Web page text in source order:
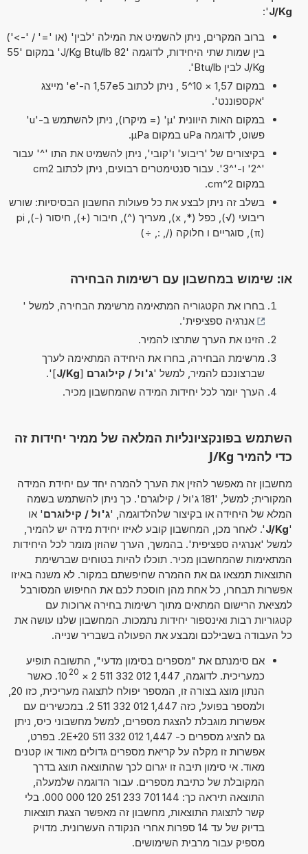
J/Kg
':
ברוב המקרים, ניתן להשמיט את המילה 'לבין' (או '=' / '->')
בין שמות שתי היחידות, לדוגמה '82 J/Kg Btu/lb' במקום '55
J/Kg לבין Btu/lb'.
במקום 1,57 × 10^5 , ניתן לכתוב 1,57e5 ה-'e' מייצג
'אקספוננט'.
במקום האות היוונית 'µ' (= מיקרו), ניתן להשתמש ב-'u'
פשוט, לדוגמה uPa במקום µPa.
בקיצורים של 'ריבוע' ו'קובי', ניתן להשמיט את התו '^' עבור
'^2' ו-'^3'. עבור סנטימטרים רבועים, ניתן לכתוב cm2
במקום cm^2.
בשלב זה ניתן לבצע את כל פעולות החשבון הבסיסיות: שורש
ריבועי (√), כפל (*, x), מעריך (^), חיבור (+), חיסור (-), pi
(π), סוגריים ו חלוקה (/, :, ÷)
או: שימוש במחשבון עם רשימות הבחירה
בחרו את הקטגוריה המתאימה מרשימת הבחירה, למשל '
אנרגיה ספציפית'.
הזינו את הערך שתרצו להמיר.
מרשימת הבחירה, בחרו את היחידה המתאימה לערך
שברצונכם להמיר, למשל 'ג'ול / קילוגרם [
J/Kg
]'.
הערך יומר לכל יחידות המידה שהמחשבון מכיר.
השתמש בפונקציונליות המלאה של ממיר יחידות זה
כדי להמיר J/Kg
מחשבון זה מאפשר להזין את הערך להמרה יחד עם יחידת המידה
המקורית; למשל, '181 ג'ול / קילוגרם'. כך ניתן להשתמש בשמה
המלא של היחידה או בקיצור שלהלדוגמה, 'ג'ול / קילוגרם' או
'
J/Kg'. לאחר מכן, המחשבון קובע לאיזו יחידת מידה יש להמיר,
למשל 'אנרגיה ספציפית'. בהמשך, הערך שהוזן מומר לכל היחידות
המתאימות שהמחשבון מכיר. תוכלו להיות בטוחים שברשימת
התוצאות תמצאו גם את ההמרה שחיפשתם במקור. לא משנה באיזו
אפשרות תבחרו, כל אחת מהן חוסכת לכם את החיפוש המסורבל
למציאת הרישום המתאים מתוך רשימות בחירה ארוכות עם
קטגוריות רבות ואינספור יחידות נתמכות. המחשבון שלנו עושה את
כל העבודה בשבילכם ומבצע את הפעולה בשבריר שנייה.
אם סימנתם את "מספרים בסימון מדעי", התשובה תופיע
כמעריכית. לדוגמה, 1,447 012 332 511 2
×
10 20
. כאשר
ולמספר בפועל, כזה 1,447 012 332 511 2. במכשירים עם
אפשרות מוגבלת להצגת מספרים, למשל מחשבוני כיס, ניתן
גם להציג מספרים כ- 1,447 012 332 511 2E+20. בפרט,
אפשרות זו מקלה על קריאת מספרים גדולים מאוד או קטנים
מאוד. אי סימון תיבה זו יגרום לכך שהתוצאה תוצג בדרך
המקובלת של כתיבת מספרים. עבור הדוגמה שלמעלה,
התוצאה תיראה כך: 144 701 233 251 120 000 000. בלי
קשר לתצוגת התוצאות, מחשבון זה מאפשר הצגת תוצאות
בדיוק של עד 14 ספרות אחרי הנקודה העשרונית. מדויק
מספיק עבור מרבית השימושים.